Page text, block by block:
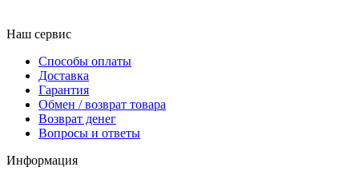
Наш сервис
Способы оплаты
Доставка
Гарантия
Обмен / возврат товара
Возврат денег
Вопросы и ответы
Информация